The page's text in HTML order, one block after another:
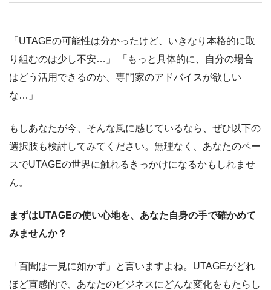
「UTAGEの可能性は分かったけど、いきなり本格的に取
り組むのは少し不安…」 「もっと具体的に、自分の場合
はどう活用できるのか、専門家のアドバイスが欲しい
な…」
もしあなたが今、そんな風に感じているなら、ぜひ以下の
選択肢も検討してみてください。無理なく、あなたのペー
スでUTAGEの世界に触れるきっかけになるかもしれませ
ん。
まずはUTAGEの使い心地を、あなた自身の手で確かめて
みませんか？
「百聞は一見に如かず」と言いますよね。UTAGEがどれ
ほど直感的で、あなたのビジネスにどんな変化をもたらし